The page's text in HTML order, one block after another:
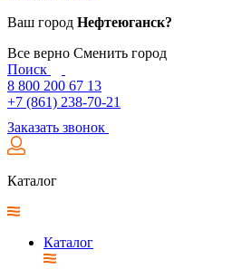
Ваш город Нефтеюганск?
Все верно Сменить город
Поиск
8 800 200 67 13
+7 (861) 238-70-21
Заказать звонок
Каталог
Каталог